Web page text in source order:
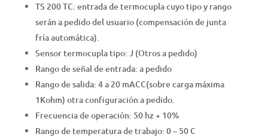
TS 200 TC: entrada de termocupla cuyo tipo y rango
serán a pedido del usuario (compensación de junta
fría automática).
Sensor termocupla tipo: J (Otros a pedido)
Rango de señal de entrada: a pedido
Rango de salida: 4 a 20 mACC(sobre carga máxima
1Kohm) otra configuración a pedido.
Frecuencia de operación: 50 hz + 10%
Rango de temperatura de trabajo: 0 – 50 C